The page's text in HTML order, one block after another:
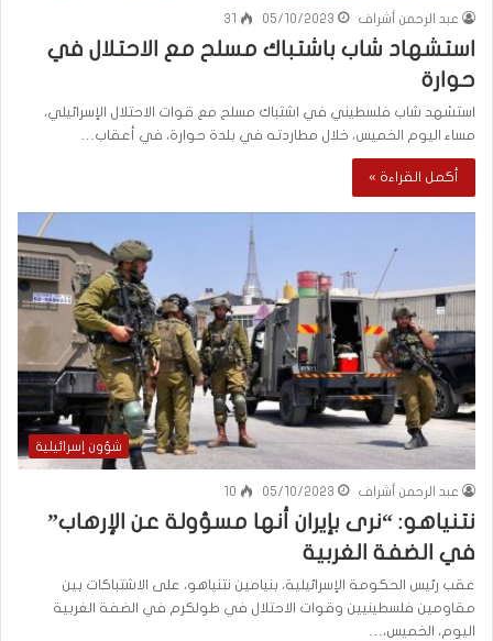
عبد الرحمن أشراف 05/10/2023
31
استشهاد شاب باشتباك مسلح مع الاحتلال في
حوارة
استشهد شاب فلسطيني في اشتباك مسلح مع قوات الاحتلال الإسرائيلي،
مساء اليوم الخميس، خلال مطاردته في بلدة حوارة، في أعقاب…
أكمل القراءة »
شؤون إسرائيلية
عبد الرحمن أشراف 05/10/2023
10
نتنياهو: “نرى بإيران أنها مسؤولة عن الإرهاب”
في الضفة الغربية
عقب رئيس الحكومة الإسرائيلية، بنيامين نتنياهو، على الاشتباكات بين
مقاومين فلسطينيين وقوات الاحتلال في طولكرم في الضفة الغربية
اليوم، الخميس،…